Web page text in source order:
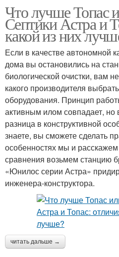
Что лучше Топас
Септики Астра и
какой из них
Если в качестве автономной
дома вы остановились на
биологической очистки, вам
какого производителя
оборудования. Принцип
активным илом совпадает, но
разница в конструктивной
знаете, вы сможете сделать
особенностях мы и
сравнения возьмем станцию
«Юнилос серии Астра»
инженера-конструктора.
читать дальше →